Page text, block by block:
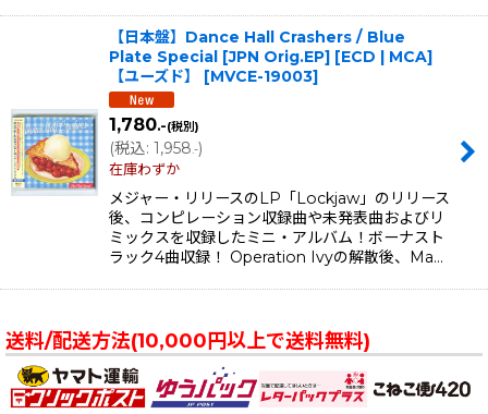
【日本盤】Dance Hall Crashers / Blue
Plate Special [JPN Orig.EP] [ECD | MCA]
【ユーズド】
[MVCE-19003]
1,780.-(税別)
(税込: 1,958.-)
在庫わずか
メジャー・リリースのLP「Lockjaw」のリリース
後、コンピレーション収録曲や未発表曲およびリ
ミックスを収録したミニ・アルバム！ボーナスト
ラック4曲収録！ Operation Ivyの解散後、Ma…
送料/配送方法(10,000円以上で送料無料)